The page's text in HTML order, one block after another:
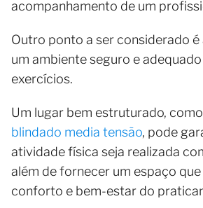
acompanhamento de um
Outro ponto a ser considerado
um ambiente seguro e
exercícios.
Um lugar bem estruturado,
blindado media tensão, pode
atividade física seja realizada
além de fornecer um espaço
conforto e bem-estar do